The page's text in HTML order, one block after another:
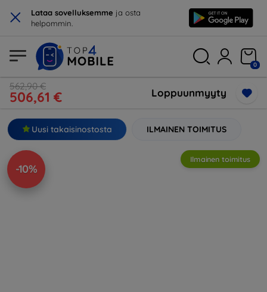
× Lataa sovelluksemme ja osta
helpommin.
0
562,90 €
506,61 € Loppuunmyyty
Uusi takaisinostosta ILMAINEN TOIMITUS
-10%
Ilmainen toimitus